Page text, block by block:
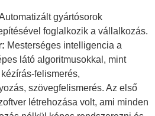
gyártósorok
foglalkozik a vállalkozás.
Mesterséges intelligencia a
látó algoritmusokkal, mint
felismerés,
szövegfelismerés. Az első
létrehozása volt, ami minden